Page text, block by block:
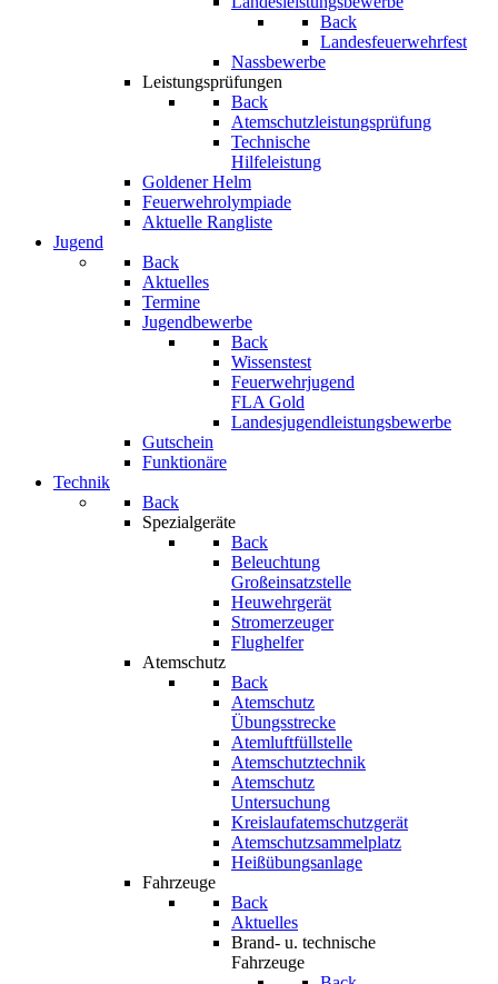
Back
Landesfeuerwehrfest
Nassbewerbe
Leistungsprüfungen
Back
Atemschutzleistungsprüfung
Technische
Hilfeleistung
Goldener Helm
Feuerwehrolympiade
Aktuelle Rangliste
Jugend
Back
Aktuelles
Termine
Jugendbewerbe
Back
Wissenstest
Feuerwehrjugend
FLA Gold
Landesjugendleistungsbewerbe
Gutschein
Funktionäre
Technik
Back
Spezialgeräte
Back
Beleuchtung
Großeinsatzstelle
Heuwehrgerät
Stromerzeuger
Flughelfer
Atemschutz
Back
Atemschutz
Übungsstrecke
Atemluftfüllstelle
Atemschutztechnik
Atemschutz
Untersuchung
Kreislaufatemschutzgerät
Atemschutzsammelplatz
Heißübungsanlage
Fahrzeuge
Back
Aktuelles
Brand- u. technische
Fahrzeuge